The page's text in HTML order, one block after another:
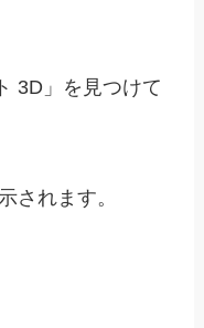
3D」を見つけて
されます。